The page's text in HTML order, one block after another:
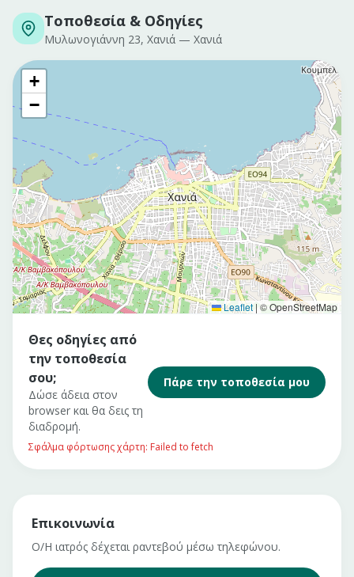
Τοποθεσία & Οδηγίες
Μυλωνογιάννη 23, Χανιά — Χανιά
+
−
Leaflet |© OpenStreetMap
Θες οδηγίες από
την τοποθεσία
σου;
Δώσε άδεια στον
browser και θα δεις τη
διαδρομή.
Πάρε την τοποθεσία μου
Σφάλμα φόρτωσης χάρτη: Failed to fetch
Επικοινωνία
Ο/Η ιατρός δέχεται ραντεβού μέσω τηλεφώνου.